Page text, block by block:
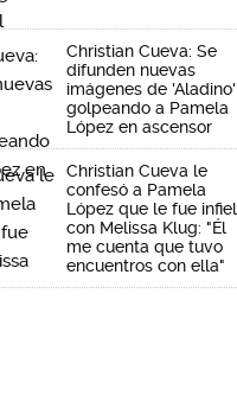
Christian Cueva: Se
difunden nuevas
imágenes de 'Aladino'
golpeando a Pamela
López en ascensor
Christian Cueva le
confesó a Pamela
López que le fue infiel
con Melissa Klug: "Él
me cuenta que tuvo
encuentros con ella"